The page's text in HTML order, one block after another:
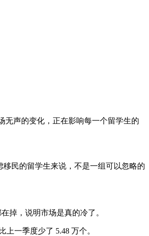
无声的变化，正在影响每一个留学生的
民的留学生来说，不是一组可以忽略的
掉，说明市场是真的冷了。
一季度少了 5.48 万个。